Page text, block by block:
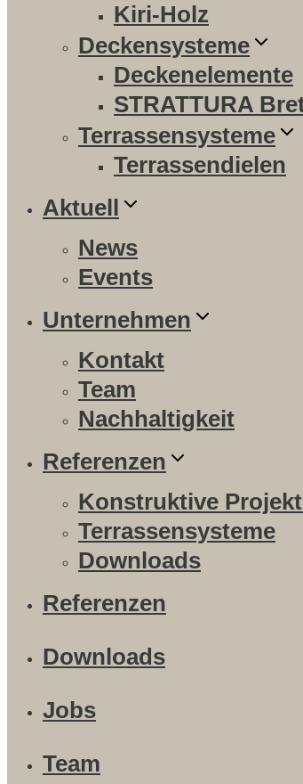
Kiri-Holz
Deckensysteme
Deckenelemente
STRATTURA
Terrassensysteme
Terrassendielen
Aktuell
News
Events
Unternehmen
Kontakt
Team
Nachhaltigkeit
Referenzen
Konstruktive
Terrassensysteme
Downloads
Referenzen
Downloads
Jobs
Team